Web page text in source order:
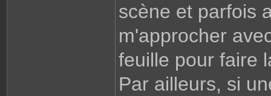
scène et parfois
m'approcher
feuille pour faire
Par ailleurs, si